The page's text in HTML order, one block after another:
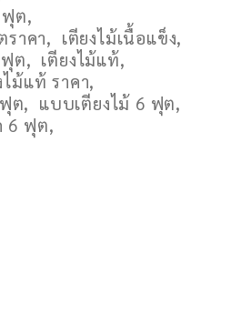
ฟุต,
ราคา, เตียงไม้เนื้อแข็ง,
ฟุต, เตียงไม้แท้,
ไม้แท้ ราคา,
ต, แบบเตียงไม้ 6 ฟุต,
6 ฟุต,